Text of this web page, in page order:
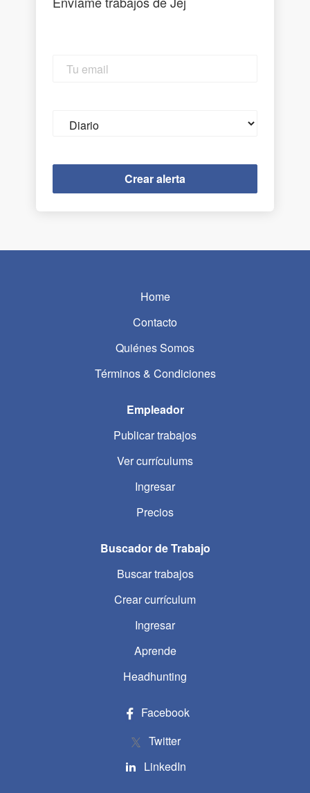
email
frequency
Home
Contacto
Quiénes Somos
Términos & Condiciones
Empleador
Publicar trabajos
Ver currículums
Ingresar
Precios
Buscador de Trabajo
Buscar trabajos
Crear currículum
Ingresar
Aprende
Headhunting
Facebook
Twitter
LinkedIn